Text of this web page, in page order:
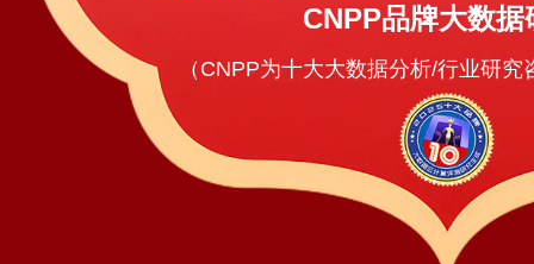
CNPP品牌大数据
（CNPP为十大大数据分析/行业研